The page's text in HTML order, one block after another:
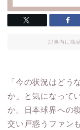
記事内に商
「今の状況はどう
か」と気になって
か。日本球界への
交い戸惑うファン